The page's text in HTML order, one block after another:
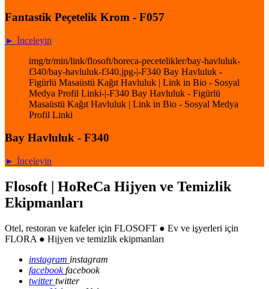
Fantastik Peçetelik Krom - F057
► İnceleyin
img/tr/min/link/flosoft/horeca-pecetelikler/bay-havluluk-
f340/bay-havluluk-f340.jpg-|-F340 Bay Havluluk -
Figürlü Masaüstü Kağıt Havluluk | Link in Bio - Sosyal
Medya Profil Linki-|-F340 Bay Havluluk - Figürlü
Masaüstü Kağıt Havluluk | Link in Bio - Sosyal Medya
Profil Linki
Bay Havluluk - F340
► İnceleyin
Flosoft | HoReCa Hijyen ve Temizlik
Ekipmanları
Otel, restoran ve kafeler için FLOSOFT ● Ev ve işyerleri için
FLORA ● Hijyen ve temizlik ekipmanları
instagram instagram
facebookfacebook
twittertwitter